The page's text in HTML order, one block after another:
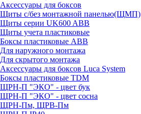
Аксессуары для боксов
Щиты с/без монтажной панелью(ЩМП)
Щиты серии UK600 ABB
Щиты учета пластиковые
Боксы пластиковые ABB
Для наружного монтажа
Для скрытого монтажа
Аксессуары для боксов Luca System
Боксы пластиковые TDM
ЩРН-П "ЭКО" - цвет бук
ЩРН-П "ЭКО" - цвет сосна
ЩРН-Пм, ЩРВ-Пм